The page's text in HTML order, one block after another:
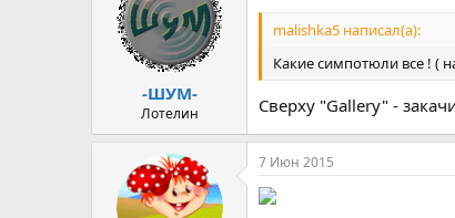
-ШУМ-
Лотелин
malishka5 написал(а):
Какие симпотюли все ! (
Сверху "Gallery" -
7 Июн 2015